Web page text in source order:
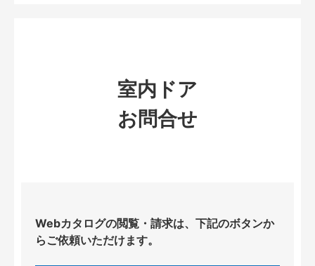
室内ドア
お問合せ
Webカタログの閲覧・請求は、下記のボタンか
らご依頼いただけます。